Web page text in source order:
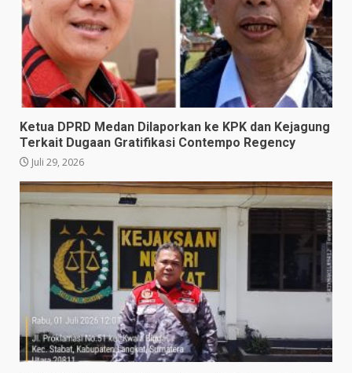
Ketua DPRD Medan Dilaporkan ke KPK dan Kejagung
Terkait Dugaan Gratifikasi Contempo Regency
Juli 29, 2026